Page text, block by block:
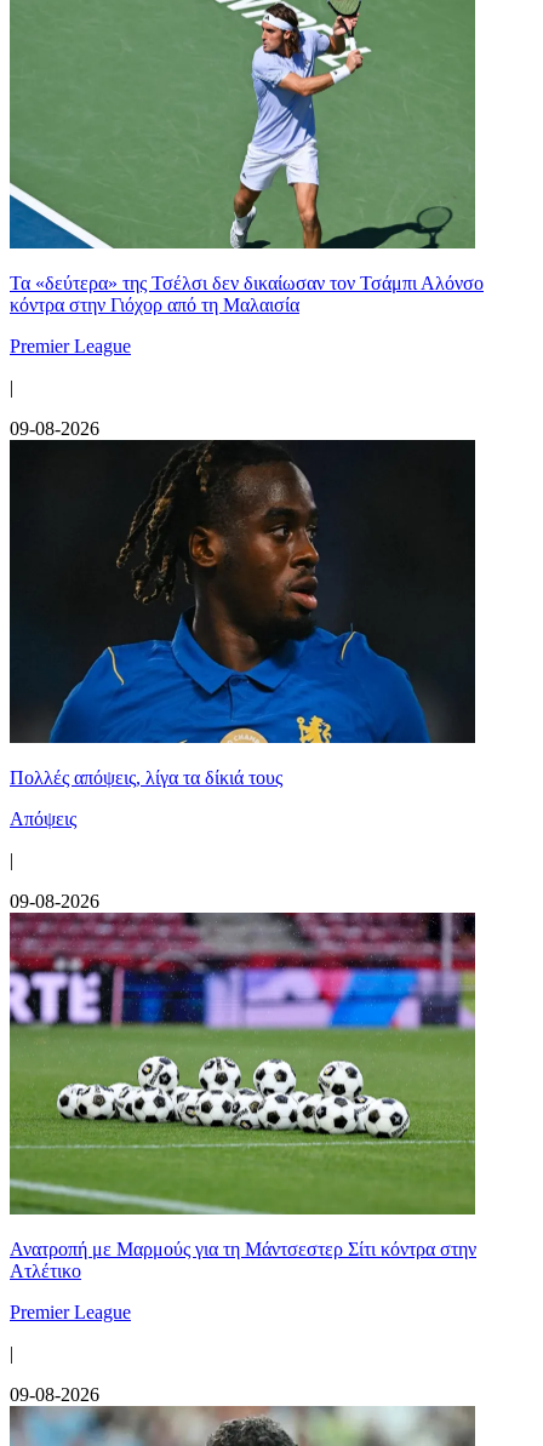
Τα «δεύτερα» της Τσέλσι δεν δικαίωσαν τον Τσάμπι Αλόνσο
κόντρα στην Γιόχορ από τη Μαλαισία
Premier League
|
09-08-2026
Πολλές απόψεις, λίγα τα δίκιά τους
Απόψεις
|
09-08-2026
Ανατροπή με Μαρμούς για τη Μάντσεστερ Σίτι κόντρα στην
Ατλέτικο
Premier League
|
09-08-2026